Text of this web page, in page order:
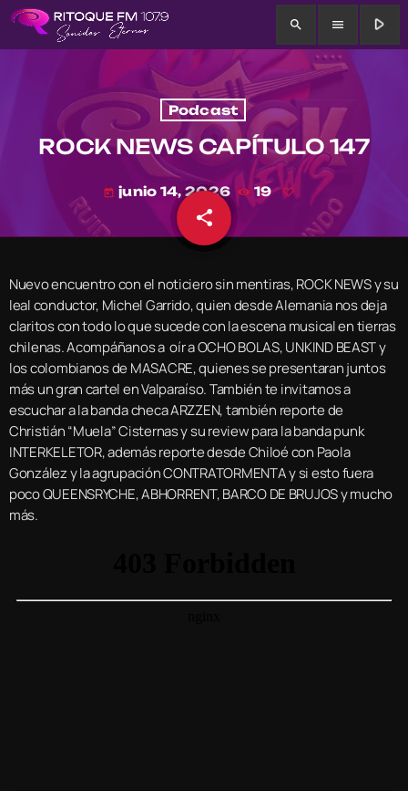
search menu play_arrow
Podcast
ROCK NEWS CAPÍTULO 147
today junio 14, 2026 19
share
email
Nuevo encuentro con el noticiero sin mentiras, ROCK NEWS y su
leal conductor, Michel Garrido, quien desde Alemania nos deja
claritos con todo lo que sucede con la escena musical en tierras
chilenas. Acompáñanos a oír a OCHO BOLAS, UNKIND BEAST y
los colombianos de MASACRE, quienes se presentaran juntos
más un gran cartel en Valparaíso. También te invitamos a
escuchar a la banda checa ARZZEN, también reporte de
Christián “Muela” Cisternas y su review para la banda punk
INTERKELETOR, además reporte desde Chiloé con Paola
González y la agrupación CONTRATORMENTA y si esto fuera
poco QUEENSRYCHE, ABHORRENT, BARCO DE BRUJOS y mucho
más.